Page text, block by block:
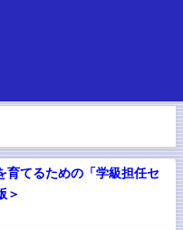
育てるための「学級担任セ
＞